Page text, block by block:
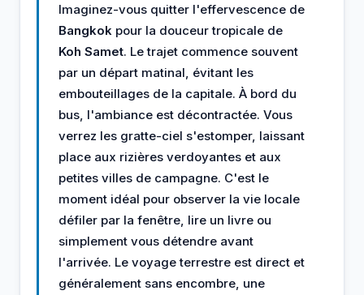
Imaginez-vous quitter l'effervescence de
Bangkok pour la douceur tropicale de
Koh Samet. Le trajet commence souvent
par un départ matinal, évitant les
embouteillages de la capitale. À bord du
bus, l'ambiance est décontractée. Vous
verrez les gratte-ciel s'estomper, laissant
place aux rizières verdoyantes et aux
petites villes de campagne. C'est le
moment idéal pour observer la vie locale
défiler par la fenêtre, lire un livre ou
simplement vous détendre avant
l'arrivée. Le voyage terrestre est direct et
généralement sans encombre, une